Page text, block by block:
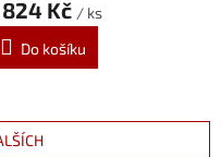
824 Kč / ks
Do košíku